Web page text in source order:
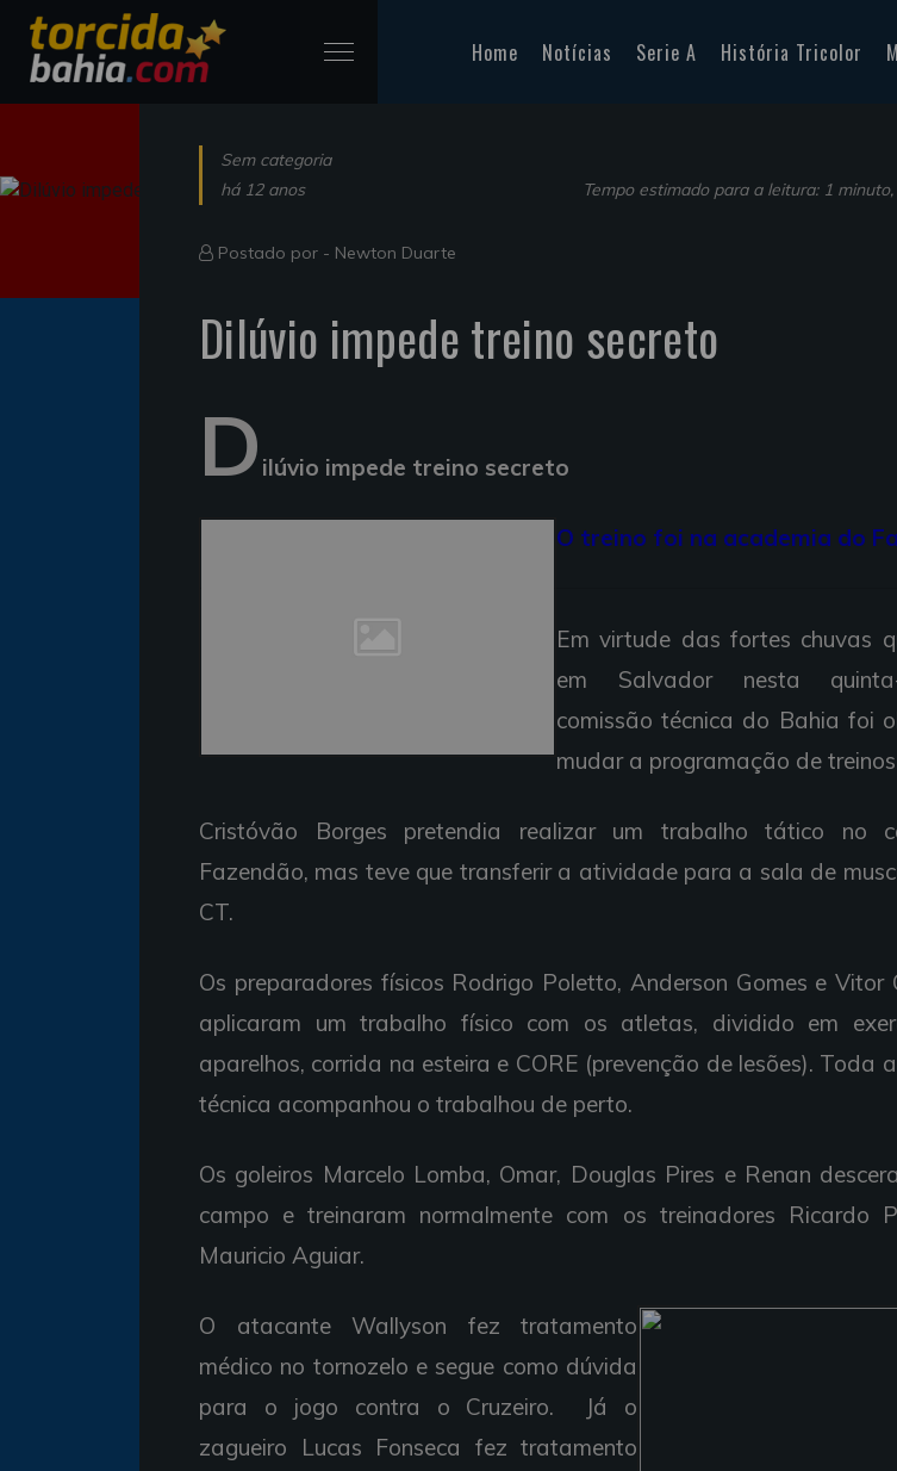
Home Notícias Serie A História Tricolor
Sem categoria
há 12 anos
Tempo estimado para a leitura: 1
Postado por - Newton Duarte
Dilúvio impede treino secreto
D ilúvio impede treino secreto
O treino foi na academia do
Em virtude das fortes chuvas
em Salvador nesta
comissão técnica do Bahia foi
mudar a programação de
Cristóvão Borges pretendia realizar um trabalho tático no
Fazendão, mas teve que transferir a atividade para a sala de
CT.
Os preparadores físicos Rodrigo Poletto, Anderson Gomes e Vitor
aplicaram um trabalho físico com os atletas, dividido em
aparelhos, corrida na esteira e CORE (prevenção de lesões). Toda
técnica acompanhou o trabalhou de perto.
Os goleiros Marcelo Lomba, Omar, Douglas Pires e Renan
campo e treinaram normalmente com os treinadores Ricardo
Mauricio Aguiar.
O atacante Wallyson fez tratamento
médico no tornozelo e segue como dúvida
para o jogo contra o Cruzeiro. Já o
zagueiro Lucas Fonseca fez tratamento